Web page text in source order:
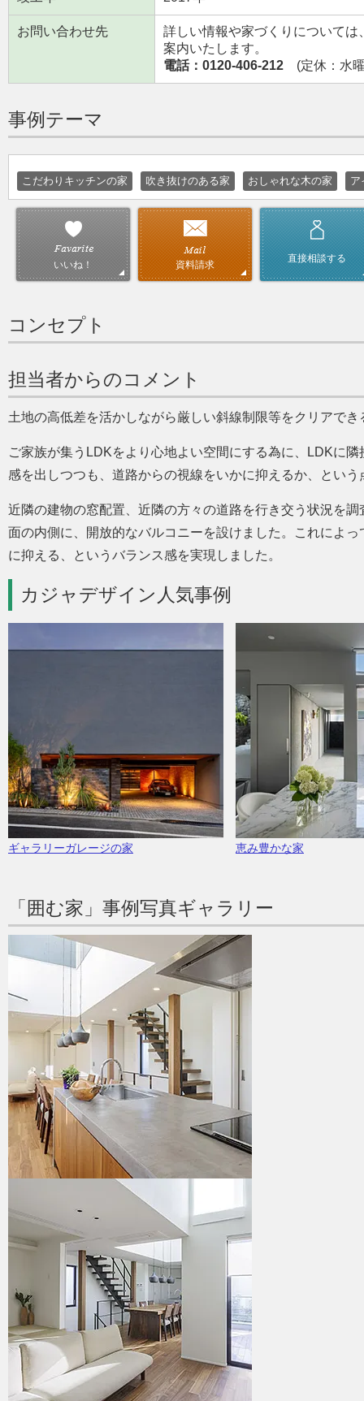
お問い合わせ先
詳しい情報や家づくりについて
案内いたします。
電話：0120-406-212 (定休：水
事例テーマ
こだわりキッチンの家 吹き抜けのある家 おしゃれな木の家 ア
いいね！ 資料請求
直接相談する
コンセプト
担当者からのコメント
土地の高低差を活かしながら厳しい斜線制限等をクリアで
ご家族が集うLDKをより心地よい空間にする為に、LDKに
感を出しつつも、道路からの視線をいかに抑えるか、という
近隣の建物の窓配置、近隣の方々の道路を行き交う状況を
面の内側に、開放的なバルコニーを設けました。これによ
に抑える、というバランス感を実現しました。
カジャデザイン人気事例
ギャラリーガレージの家 恵み豊かな家
「囲む家」事例写真ギャラリー